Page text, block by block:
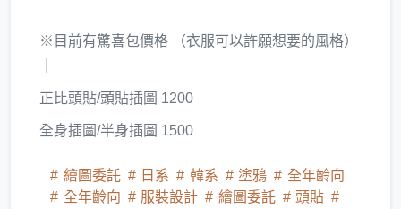
※目前有驚喜包價格 （衣服可以許願想要的風格）
正比頭貼/頭貼插圖 1200
全身插圖/半身插圖 1500
繪圖委託 日系 韓系 塗鴉
全年齡向
全年齡向
服裝設計 繪圖委託
頭貼